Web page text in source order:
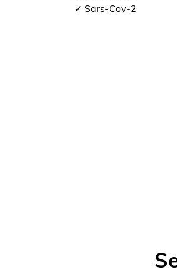
✓ Sars-Cov-2